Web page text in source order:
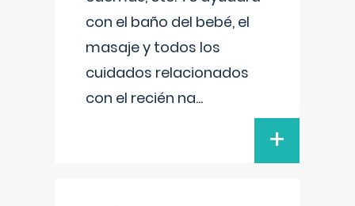
con el baño del bebé, el
masaje y todos los
cuidados relacionados
con el recién na...
+